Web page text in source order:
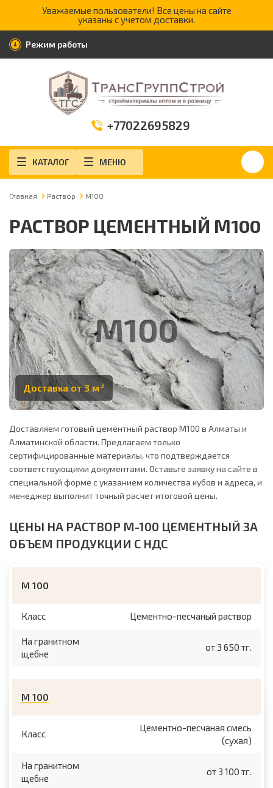
Уважаемые пользователи! Все цены на сайте
указаны с учетом доставки.
Режим работы
+77022695829
КАТАЛОГ МЕНЮ
Главная Раствор М100
РАСТВОР ЦЕМЕНТНЫЙ М100
Доставка от 3 м 3
Доставляем готовый цементный раствор М100 в Алматы и
Алматинской области. Предлагаем только
сертифицированные материалы, что подтверждается
соответствующими документами. Оставьте заявку на сайте в
специальной форме с указанием количества кубов и адреса, и
менеджер выполнит точный расчет итоговой цены.
ЦЕНЫ НА РАСТВОР М-100 ЦЕМЕНТНЫЙ ЗА
ОБЪЕМ ПРОДУКЦИИ С НДС
М 100
Класс Цементно-песчаный раствор
На гранитном
щебне
от 3 650 тг.
М 100
Класс
Цементно-песчаная смесь
(сухая)
На гранитном
щебне
от 3 100 тг.